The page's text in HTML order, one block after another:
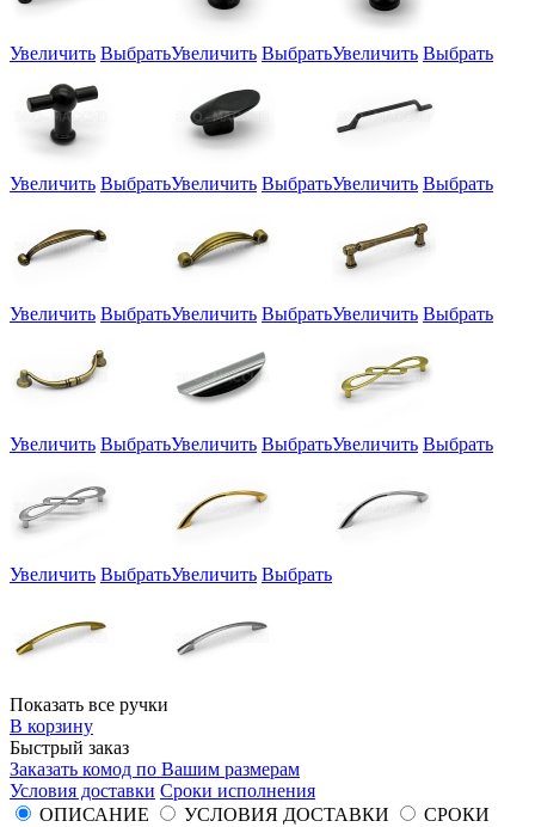
Увеличить ВыбратьУвеличить ВыбратьУвеличить Выбрать
Увеличить ВыбратьУвеличить ВыбратьУвеличить Выбрать
Увеличить ВыбратьУвеличить ВыбратьУвеличить Выбрать
Увеличить ВыбратьУвеличить ВыбратьУвеличить Выбрать
Увеличить ВыбратьУвеличить Выбрать
Показать все ручки
В корзину
Быстрый заказ
Заказать комод по Вашим размерам
Условия доставки Сроки исполнения
ОПИСАНИЕ
УСЛОВИЯ ДОСТАВКИ
СРОКИ